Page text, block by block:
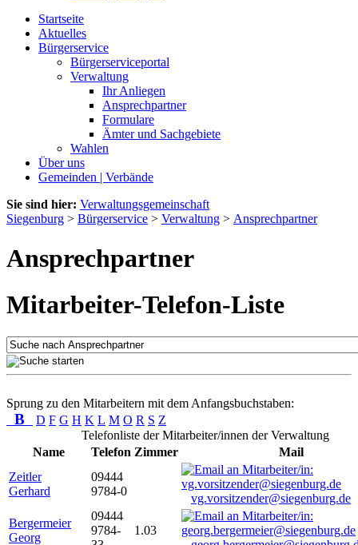
Startseite
Aktuelles
Bürgerservice
Bürgerserviceportal
Verwaltung
Ihr Anliegen
Ansprechpartner
Formulare
Ämter und Sachgebiete
Wahlen
Über uns
Gemeinden | Verbände
Sie sind hier: Verwaltungsgemeinschaft
Siegenburg > Bürgerservice > Verwaltung > Ansprechpartner
Ansprechpartner
Mitarbeiter-Telefon-Liste
Sprung zu den Mitarbeitern mit dem Anfangsbuchstaben:
B D F G H K L M O R S Z
Telefonliste der Mitarbeiter/innen der Verwaltung
Name
Telefon Zimmer
Mail
Zeitler
Gerhard
09444
9784-0
vg.vorsitzender@siegenburg.de
Bergermeier
Georg
09444
9784-
1.03